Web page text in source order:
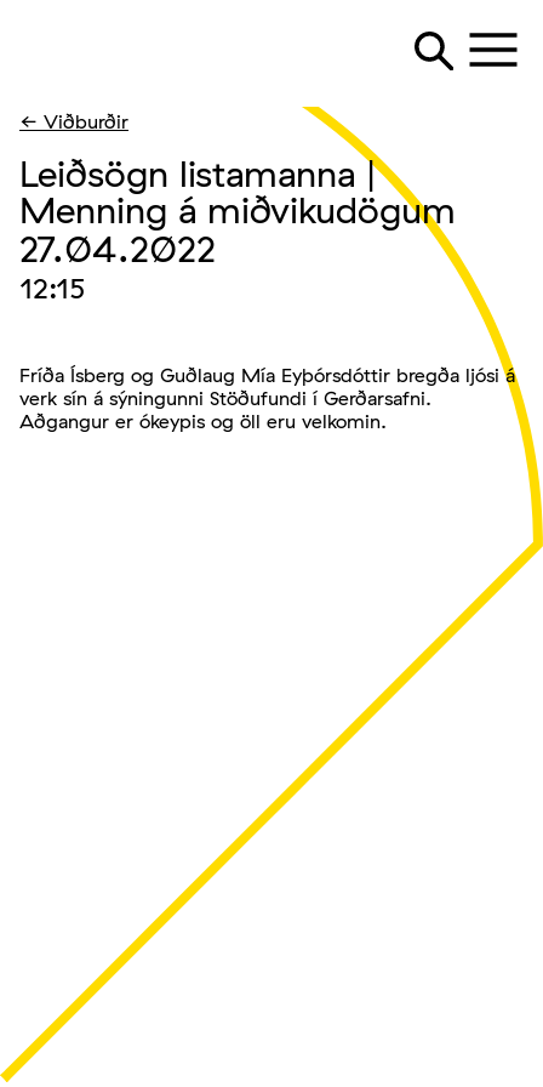
← Viðburðir
Leiðsögn listamanna |
Menning á miðvikudögum
27.04.2022
12:15
Fríða Ísberg og Guðlaug Mía Eyþórsdóttir bregða ljósi á
verk sín á sýningunni Stöðufundi í Gerðarsafni.
Aðgangur er ókeypis og öll eru velkomin.